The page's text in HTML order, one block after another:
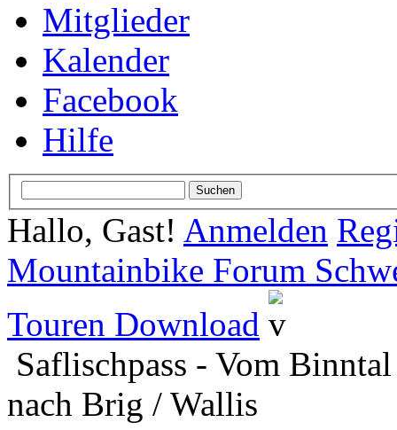
Mitglieder
Kalender
Facebook
Hilfe
Hallo, Gast! Anmelden
Mountainbike Forum
Touren Download
Saflischpass - Vom
nach Brig / Wallis